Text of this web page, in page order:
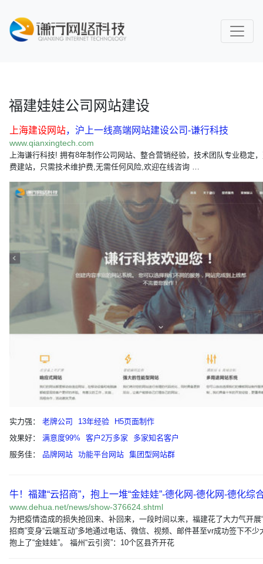
福建娃娃公司网站建设
上海建设网站，沪上一线高端网站建设公司-谦行科技
www.qianxingtech.com
上海谦行科技! 拥有8年制作公司网站、整合营销经验，技术团队专业稳定
费建站，只需技术维护费,无需任何风险,欢迎在线咨询 …
实力强： 老牌公司 13年经验
H5页面制作
效果好：
满意度99% 客户2万多家
多家知名客户
服务佳：
品牌网站 功能平台网站 集团型网站群
牛！福建“云招商”，抱上一堆“金娃娃”-德化网-德化网-德化综
www.dehua.net/news/show-376624.shtml
为把疫情造成的损失抢回来、补回来，一段时间以来，福建花了大力气开展
招商”变身“云端互动”多地通过电话、微信、视频、邮件甚至vr成功签下不少
抱上了“金娃娃”。 福州“云引资”：10个区县齐开花